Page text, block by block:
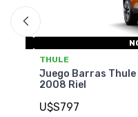
THULE
Juego Barras Thule
2008 Riel
U$S797